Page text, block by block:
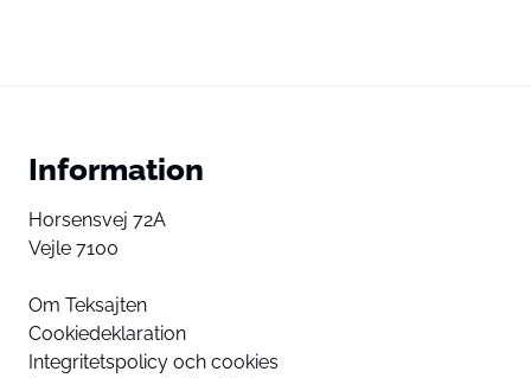
Information
Horsensvej 72A
Vejle 7100
Om Teksajten
Cookiedeklaration
Integritetspolicy och cookies